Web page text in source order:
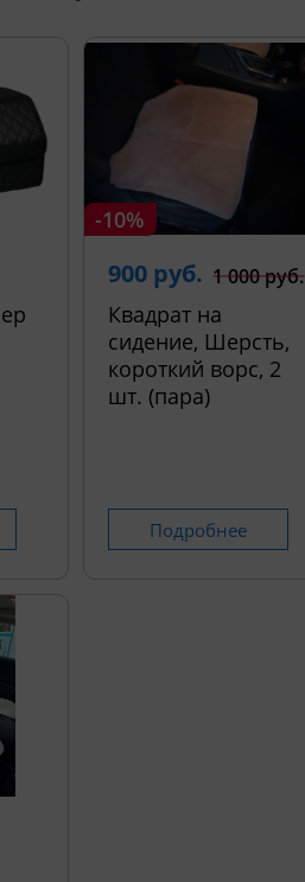
-10%
900 руб. 1 000 руб.
Квадрат на
сидение, Шерсть,
короткий ворс, 2
шт. (пара)
Подробнее